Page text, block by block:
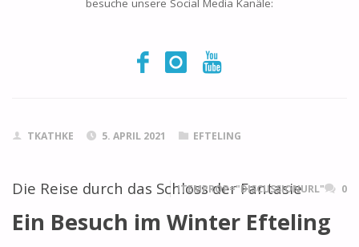
besuche unsere Social Media Kanäle:
TKATHKE 5. APRIL 2021 EFTELING
Die Reise durch das Schloss der Fantasie
ITEMPROP="DISCUSSIONURL" 0
Ein Besuch im Winter Efteling